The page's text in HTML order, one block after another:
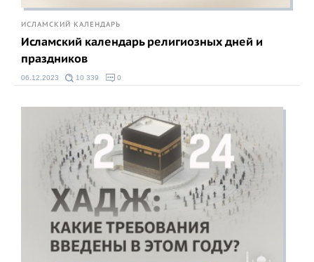
ИСЛАМСКИЙ КАЛЕНДАРЬ
Исламский календарь религиозных дней и
праздников
06.12.2023 10 339 0